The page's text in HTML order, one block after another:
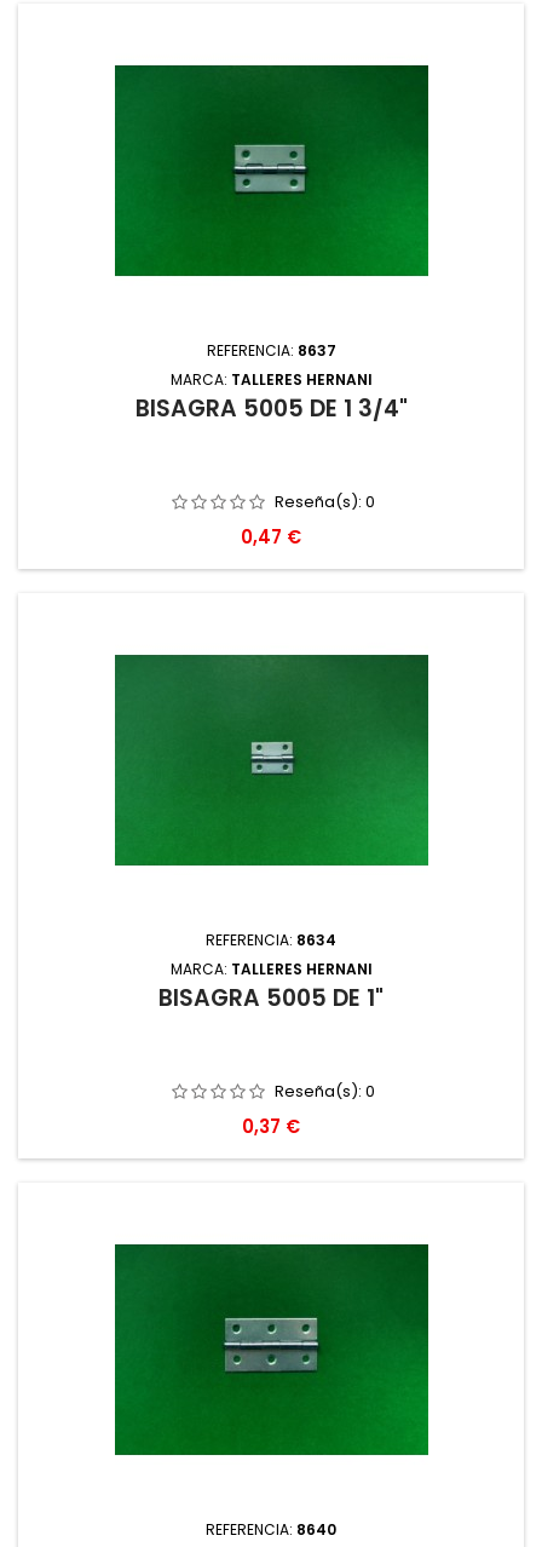
REFERENCIA: 8637
MARCA: TALLERES HERNANI
BISAGRA 5005 DE 1 3/4"
Reseña(s): 0
Precio
0,47 €
REFERENCIA: 8634
MARCA: TALLERES HERNANI
BISAGRA 5005 DE 1"
Reseña(s): 0
Precio
0,37 €
REFERENCIA: 8640